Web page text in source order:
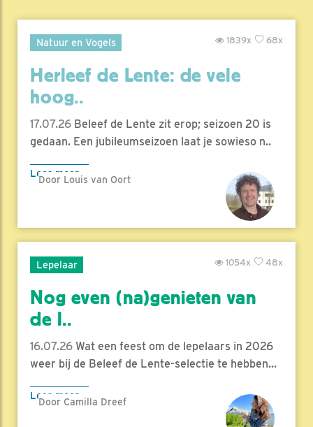
Natuur en Vogels 68x
1839x
Herleef de Lente: de vele
hoog..
17.07.26 Beleef de Lente zit erop; seizoen 20 is
gedaan. Een jubileumseizoen laat je sowieso n..
Lees meer
Door Louis van Oort
Lepelaar 48x
1054x
Nog even (na)genieten van
de l..
16.07.26 Wat een feest om de lepelaars in 2026
weer bij de Beleef de Lente-selectie te hebben...
Lees meer
Door Camilla Dreef